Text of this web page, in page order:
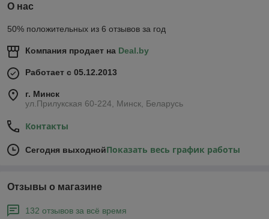
О нас
50% положительных из 6 отзывов за год
Компания продает на Deal.by
Работает с 05.12.2013
г. Минск
ул.Прилукская 60-224, Минск, Беларусь
Контакты
Сегодня выходнойПоказать весь график работы
Отзывы о магазине
132 отзывов за всё время